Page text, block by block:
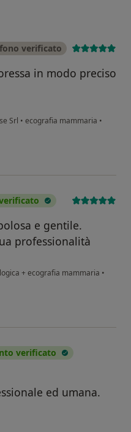
verificato
in modo preciso
Srl • ecografia mammaria •
e gentile.
professionalità
+ ecografia mammaria •
verificato
ed umana.